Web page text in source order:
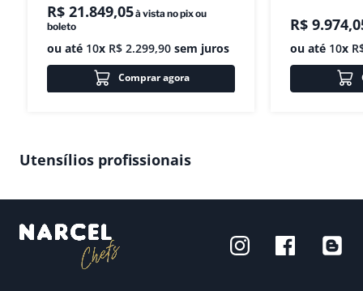
R$ 21.849,05à vista no pix ou
boleto
ou até 10x R$ 2.299,90 sem juros
Comprar agora
R$ 9.974,
ou até 10x
Utensílios profissionais